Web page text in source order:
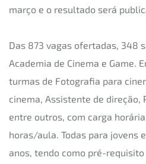
março e o resultado será
Das 873 vagas ofertadas, 348
Academia de Cinema e Game.
turmas de Fotografia para
cinema, Assistente de direção,
entre outros, com carga
horas/aula. Todas para jovens
anos, tendo como pré-